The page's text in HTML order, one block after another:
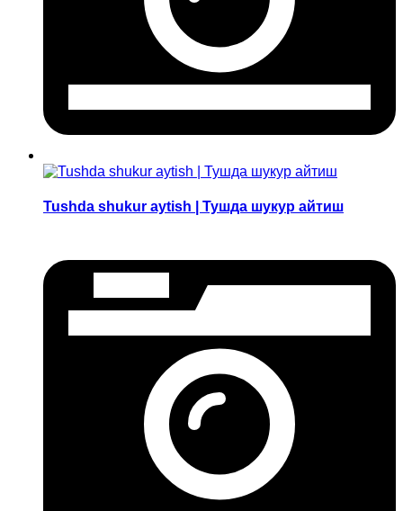
Tushda shukur aytish | Тушда шукур айтиш